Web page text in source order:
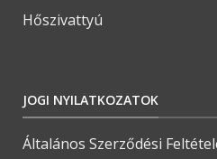
Hőszivattyú
JOGI NYILATKOZATOK
Általános Szerződési